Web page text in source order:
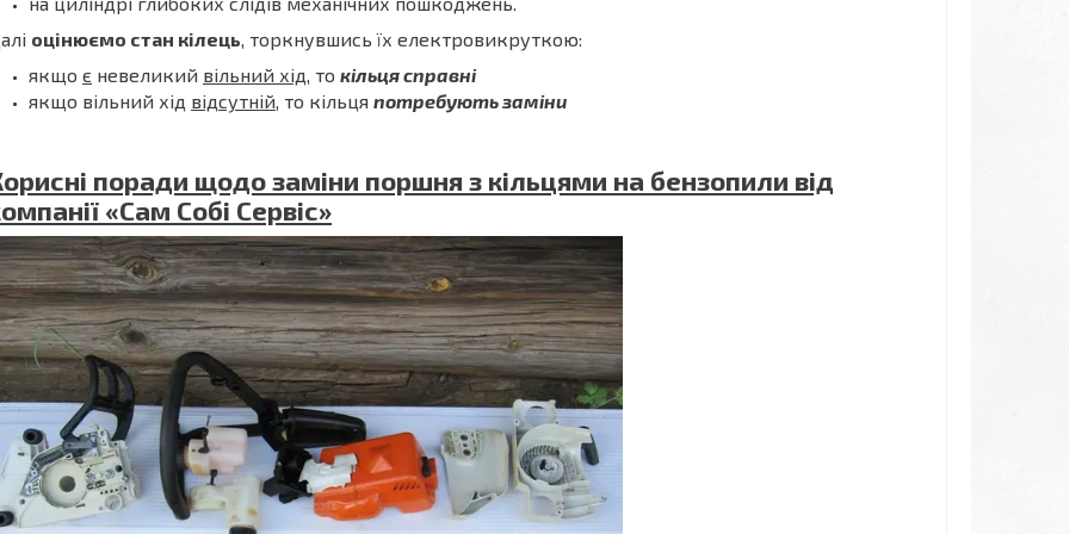
оцінюємо стан кілець, торкнувшись їх електровикруткою:
якщо є невеликий вільний хід, то кільця справні
якщо вільний хід відсутній, то кільця потребують заміни
поради щодо заміни поршня з кільцями на бензопили від
«Сам Собі Сервіс»